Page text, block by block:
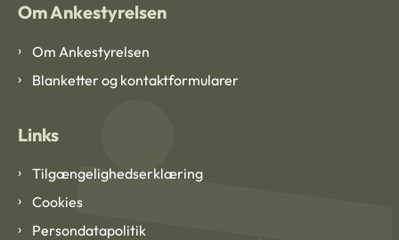
Om Ankestyrelsen
Om Ankestyrelsen
Blanketter og kontaktformularer
Links
Tilgængelighedserklæring
Cookies
Persondatapolitik